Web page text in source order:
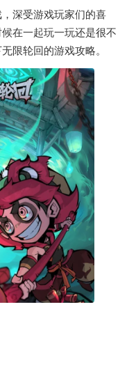
深受游戏玩家们的喜
在一起玩一玩还是很不
限轮回的游戏攻略。